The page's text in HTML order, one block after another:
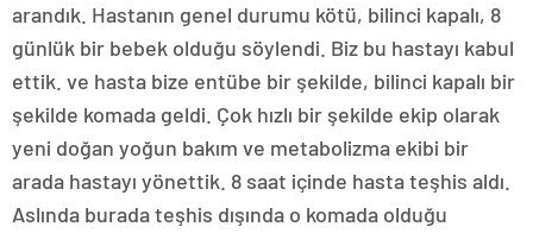
arandık. Hastanın genel durumu kötü, bilinci kapalı, 8
günlük bir bebek olduğu söylendi. Biz bu hastayı kabul
ettik. ve hasta bize entübe bir şekilde, bilinci kapalı bir
şekilde komada geldi. Çok hızlı bir şekilde ekip olarak
yeni doğan yoğun bakım ve metabolizma ekibi bir
arada hastayı yönettik. 8 saat içinde hasta teşhis aldı.
Aslında burada teşhis dışında o komada olduğu